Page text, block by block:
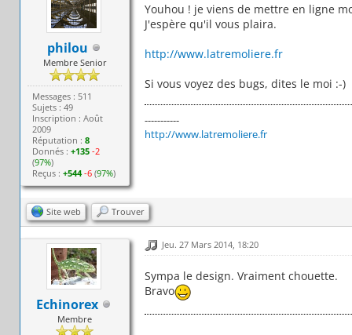
philou
Membre Senior
Messages : 511
Sujets : 49
Inscription : Août
2009
Réputation :8
Donnés :+135 -2
(97%)
Reçus :+544 -6 (97%)
Youhou ! je viens de mettre en ligne
J'espère qu'il vous plaira.
http://www.latremoliere.fr
Si vous voyez des bugs, dites le moi :-)
-----------
http://www.latremoliere.fr
Site web Trouver
Echinorex
Membre
Jeu. 27 Mars 2014, 18:20
Sympa le design. Vraiment chouette.
Bravo